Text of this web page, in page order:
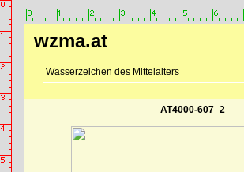
wzma.at
Wasserzeichen des Mittelalters
AT4000-607_2